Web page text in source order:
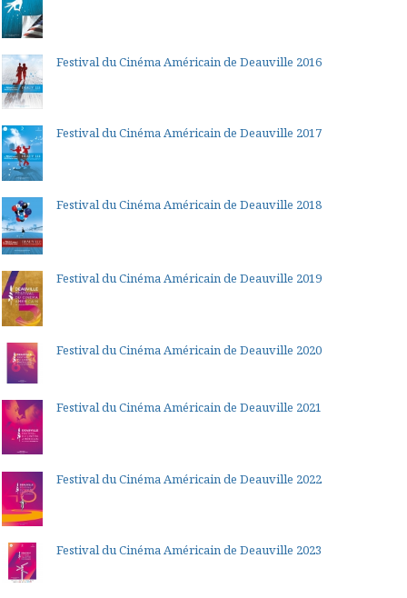
Festival du Cinéma Américain de Deauville 2016
Festival du Cinéma Américain de Deauville 2017
Festival du Cinéma Américain de Deauville 2018
Festival du Cinéma Américain de Deauville 2019
Festival du Cinéma Américain de Deauville 2020
Festival du Cinéma Américain de Deauville 2021
Festival du Cinéma Américain de Deauville 2022
Festival du Cinéma Américain de Deauville 2023